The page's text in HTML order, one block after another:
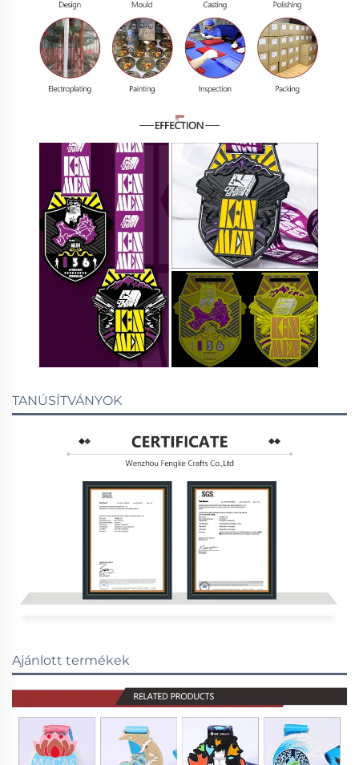
TANÚSÍTVÁNYOK
Ajánlott termékek